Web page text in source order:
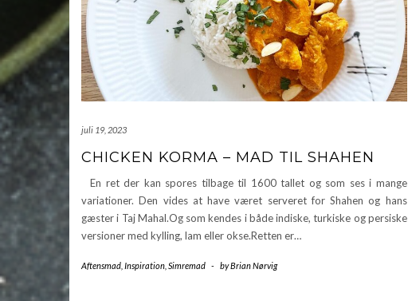
juli 19, 2023
CHICKEN KORMA – MAD TIL SHAHEN
En ret der kan spores tilbage til 1600 tallet og som ses i mange
variationer. Den vides at have været serveret for Shahen og hans
gæster i Taj Mahal.Og som kendes i både indiske, turkiske og persiske
versioner med kylling, lam eller okse.Retten er…
Aftensmad Inspiration Simremad - byBrian Nørvig